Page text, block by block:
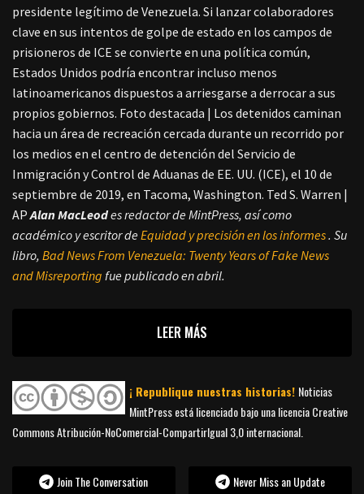
presidente legítimo de Venezuela. Si lanzar colaboradores
clave en sus intentos de golpe de estado en los campos de
prisioneros de ICE se convierte en una política común,
Estados Unidos podría encontrar incluso menos
latinoamericanos dispuestos a arriesgarse a derrocar a sus
propios gobiernos. Foto destacada | Los detenidos caminan
hacia un área de recreación cercada durante un recorrido por
los medios en el centro de detención del Servicio de
Inmigración y Control de Aduanas de EE. UU. (ICE), el 10 de
septiembre de 2019, en Tacoma, Washington. Ted S. Warren |
APAlan MacLeodes redactor de MintPress, así como
académico y escritor deEquidad y precisión en los informes. Su
libro, Bad News From Venezuela: Twenty Years of Fake News
and Misreporting fue publicado en abril.
LEER MÁS
¡ Republique nuestras historias! Noticias
MintPress está licenciado bajo una licencia Creative
Commons Atribución-NoComercial-CompartirIgual 3,0 internacional.
Join The Conversation Never Miss an Update